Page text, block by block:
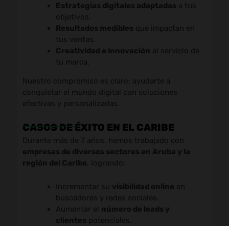
Estrategias digitales adaptadas a tus
objetivos.
Resultados medibles que impactan en
tus ventas.
Creatividad e innovación al servicio de
tu marca.
Nuestro compromiso es claro: ayudarte a
conquistar el mundo digital con soluciones
efectivas y personalizadas.
CASOS DE ÉXITO EN EL CARIBE
Durante más de 7 años, hemos trabajado con
empresas de diversos sectores en Aruba y la
región del Caribe, logrando:
Incrementar su visibilidad online en
buscadores y redes sociales.
Aumentar el número de leads y
clientes potenciales.